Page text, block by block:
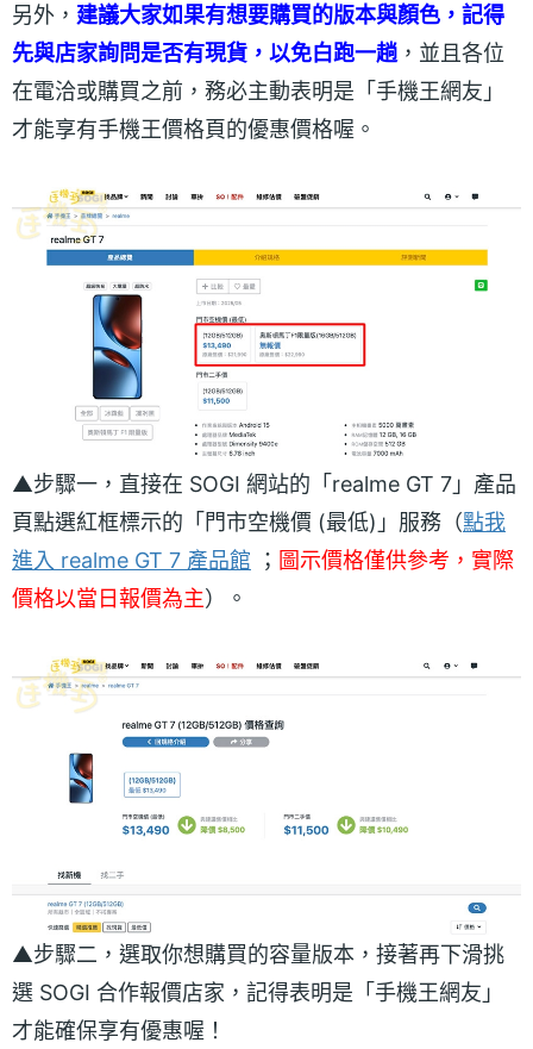
另外， 建議大家如果有想要購買的版本與顏色，記得
先與店家詢問是否有現貨，以免白跑一趟 ，並且各位
在電洽或購買之前，務必主動表明是「手機王網友」
才能享有手機王價格頁的優惠價格喔。
▲步驟一，直接在 SOGI 網站的「realme GT 7」產品
頁點選紅框標示的「門市空機價 (最低)」服務（點我
進入 realme GT 7 產品館 ； 圖示價格僅供參考，實際
價格以當日報價為主）。
▲步驟二，選取你想購買的容量版本，接著再下滑挑
選 SOGI 合作報價店家，記得表明是「手機王網友」
才能確保享有優惠喔！